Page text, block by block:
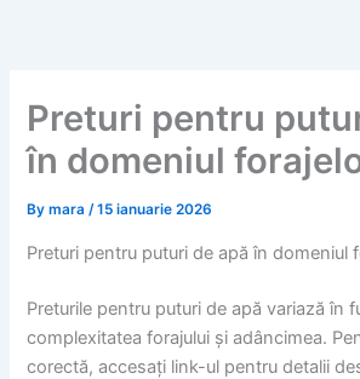
Preturi pentru
în domeniul
Bymara/15 ianuarie 2026
Preturi pentru puturi de apă în domeniul
Preturile pentru puturi de apă variază în
complexitatea forajului și adâncimea.
corectă, accesați link-ul pentru detalii